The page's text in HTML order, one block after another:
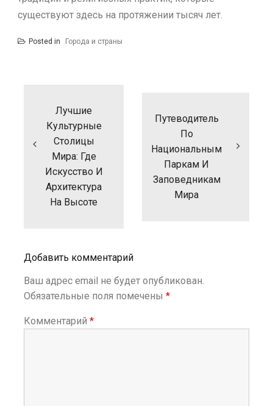
существуют здесь на протяжении тысяч лет.
Posted in Города и страны
п
и
с
я
Лучшие
Культурные
Столицы
Мира: Где
Искусство И
Архитектура
На Высоте
Путеводитель
По
Национальным
Паркам И
Заповедникам
Мира
Добавить комментарий
Ваш адрес email не будет опубликован.
Обязательные поля помечены *
Комментарий *